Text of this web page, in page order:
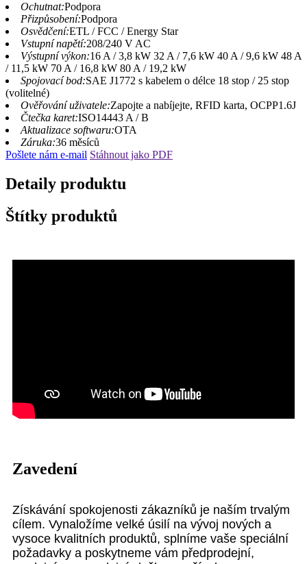
Ochutnat:Podpora
Přizpůsobení:Podpora
Osvědčení:ETL / FCC / Energy Star
Vstupní napětí:208/240 V AC
Výstupní výkon:16 A / 3,8 kW 32 A / 7,6 kW 40 A / 9,6 kW 48 A
/ 11,5 kW 70 A / 16,8 kW 80 A / 19,2 kW
Spojovací bod:SAE J1772 s kabelem o délce 18 stop / 25 stop
(volitelné)
Ověřování uživatele:Zapojte a nabíjejte, RFID karta, OCPP1.6J
Čtečka karet:ISO14443 A / B
Aktualizace softwaru:OTA
Záruka:36 měsíců
Pošlete nám e-mail Stáhnout jako PDF
Detaily produktu
Štítky produktů
Zavedení
Získávání spokojenosti zákazníků je naším trvalým
cílem. Vynaložíme velké úsilí na vývoj nových a
vysoce kvalitních produktů, splníme vaše speciální
požadavky a poskytneme vám předprodejní,